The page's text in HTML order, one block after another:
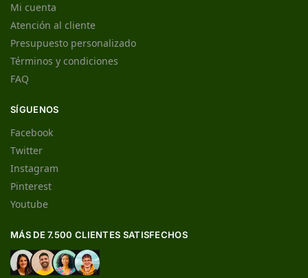
Mi cuenta
Atención al cliente
Presupuesto personalizado
Términos y condiciones
FAQ
SÍGUENOS
Facebook
Twitter
Instagram
Pinterest
Youtube
MÁS DE 7.500 CLIENTES SATISFECHOS